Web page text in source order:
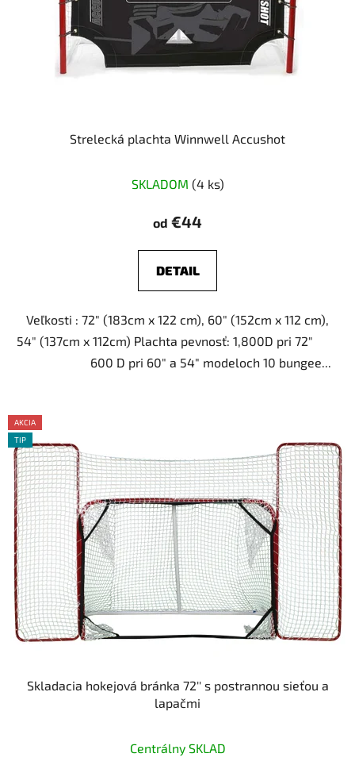
Strelecká plachta Winnwell Accushot
hodnotenie
produktu
z
hviezdičiek.
SKLADOM (4 ks)
od €44
DETAIL
Veľkosti : 72" (183cm x 122 cm), 60" (152cm x 112 cm),
54" (137cm x 112cm) Plachta pevnosť: 1,800D pri 72"
600 D pri 60" a 54" modeloch 10 bungee...
AKCIA
TIP
Skladacia hokejová bránka 72'' s postrannou sieťou a
lapačmi
hodnotenie
Centrálny SKLAD